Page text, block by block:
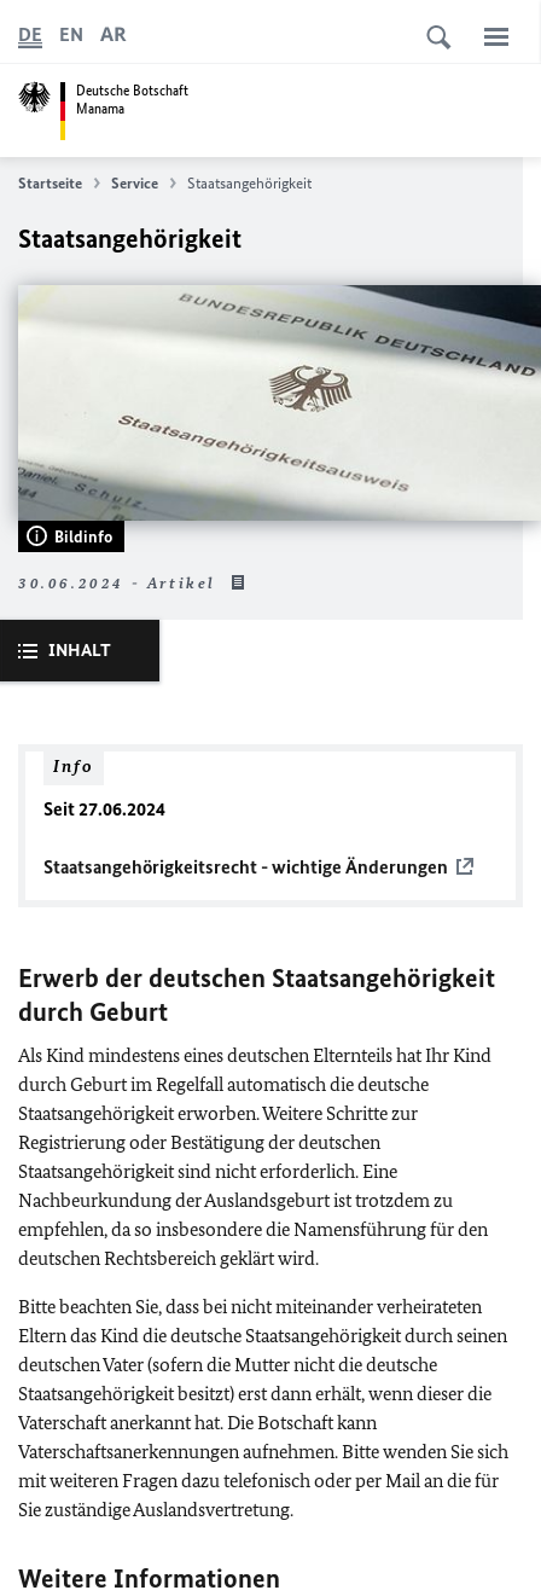
Deutsche Botschaft
Manama
DE EN AR
Startseite Service Staatsangehörigkeit
Staatsangehörigkeit
Bildinfo
30.06.2024 - Artikel
INHALT
Info
Seit 27.06.2024
Staatsangehörigkeitsrecht - wichtige Änderungen
Erwerb der deutschen Staatsangehörigkeit
durch Geburt
Als Kind mindestens eines deutschen Elternteils hat Ihr Kind
durch Geburt im Regelfall automatisch die deutsche
Staatsangehörigkeit erworben. Weitere Schritte zur
Registrierung oder Bestätigung der deutschen
Staatsangehörigkeit sind nicht erforderlich. Eine
Nachbeurkundung der Auslandsgeburt ist trotzdem zu
empfehlen, da so insbesondere die Namensführung für den
deutschen Rechtsbereich geklärt wird.
Bitte beachten Sie, dass bei nicht miteinander verheirateten
Eltern das Kind die deutsche Staatsangehörigkeit durch seinen
deutschen Vater (sofern die Mutter nicht die deutsche
Staatsangehörigkeit besitzt) erst dann erhält, wenn dieser die
Vaterschaft anerkannt hat. Die Botschaft kann
Vaterschaftsanerkennungen aufnehmen. Bitte wenden Sie sich
mit weiteren Fragen dazu telefonisch oder per Mail an die für
Sie zuständige Auslandsvertretung.
Weitere Informationen